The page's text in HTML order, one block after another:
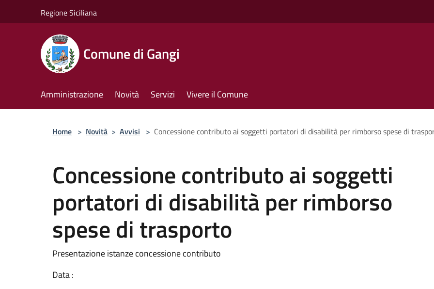
Regione Siciliana
Comune di Gangi
Amministrazione Novità Servizi Vivere il Comune
Home > Novità > Avvisi > Concessione contributo ai soggetti portatori di disabilità per rimborso spese di
Concessione contributo ai soggetti
portatori di disabilità per rimborso
spese di trasporto
Presentazione istanze concessione contributo
Data :